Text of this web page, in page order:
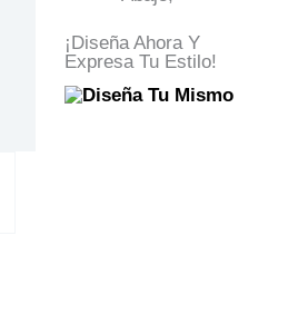
¡Diseña Ahora Y
Expresa Tu Estilo!